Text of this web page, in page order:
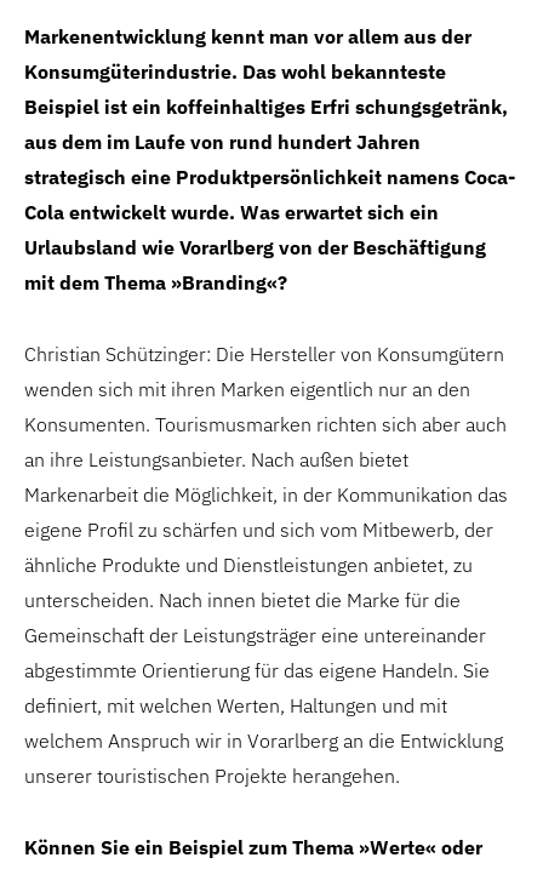
Markenentwicklung kennt man vor allem aus der
Konsumgüterindustrie. Das wohl bekannteste
Beispiel ist ein koffeinhaltiges Erfri schungsgetränk,
aus dem im Laufe von rund hundert Jahren
strategisch eine Produktpersönlichkeit namens Coca-
Cola entwickelt wurde. Was erwartet sich ein
Urlaubsland wie Vorarlberg von der Beschäftigung
mit dem Thema »Branding«?
Christian Schützinger: Die Hersteller von Konsumgütern
wenden sich mit ihren Marken eigentlich nur an den
Konsumenten. Tourismusmarken richten sich aber auch
an ihre Leistungsanbieter. Nach außen bietet
Markenarbeit die Möglichkeit, in der Kommunikation das
eigene Profil zu schärfen und sich vom Mitbewerb, der
ähnliche Produkte und Dienstleistungen anbietet, zu
unterscheiden. Nach innen bietet die Marke für die
Gemeinschaft der Leistungsträger eine untereinander
abgestimmte Orientierung für das eigene Handeln. Sie
definiert, mit welchen Werten, Haltungen und mit
welchem Anspruch wir in Vorarlberg an die Entwicklung
unserer touristischen Projekte herangehen.
Können Sie ein Beispiel zum Thema »Werte« oder